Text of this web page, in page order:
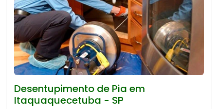
Desentupimento de Pia em
Itaquaquecetuba - SP